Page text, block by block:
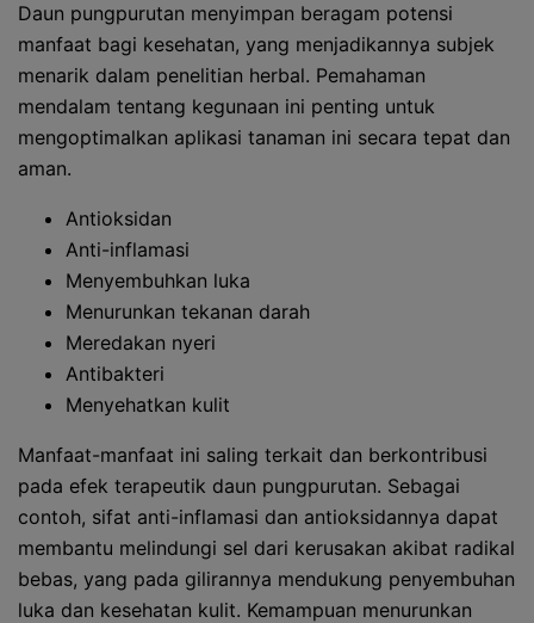
Daun pungpurutan menyimpan beragam potensi
manfaat bagi kesehatan, yang menjadikannya subjek
menarik dalam penelitian herbal. Pemahaman
mendalam tentang kegunaan ini penting untuk
mengoptimalkan aplikasi tanaman ini secara tepat dan
aman.
Antioksidan
Anti-inflamasi
Menyembuhkan luka
Menurunkan tekanan darah
Meredakan nyeri
Antibakteri
Menyehatkan kulit
Manfaat-manfaat ini saling terkait dan berkontribusi
pada efek terapeutik daun pungpurutan. Sebagai
contoh, sifat anti-inflamasi dan antioksidannya dapat
membantu melindungi sel dari kerusakan akibat radikal
bebas, yang pada gilirannya mendukung penyembuhan
luka dan kesehatan kulit. Kemampuan menurunkan